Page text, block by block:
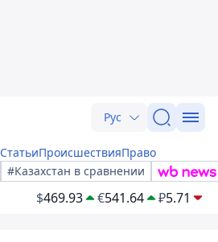
Рус
СтатьиПроисшествияПраво
#Казахстан в сравнении
$469.93 €541.64 ₽5.71